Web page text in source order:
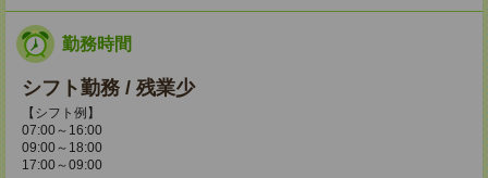
勤務時間
シフト勤務 / 残業少
【シフト例】
07:00～16:00
09:00～18:00
17:00～09:00